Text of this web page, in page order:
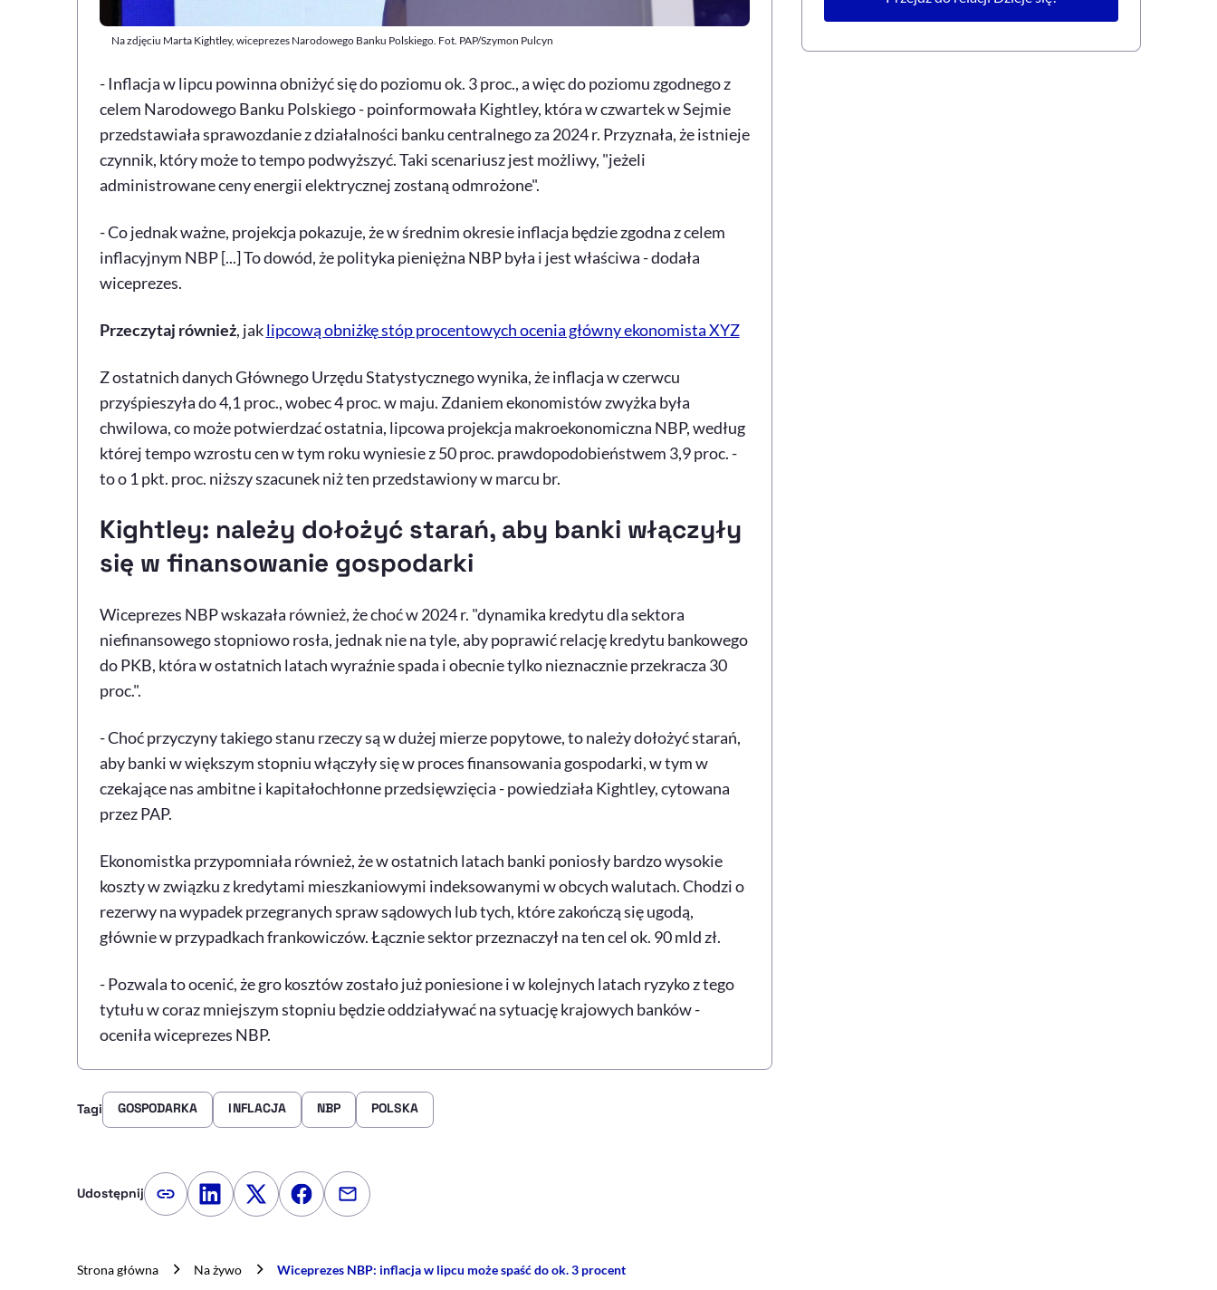
Na zdjęciu Marta Kightley, wiceprezes Narodowego Banku Polskiego. Fot. PAP/Szymon Pulcyn
- Inflacja w lipcu powinna obniżyć się do poziomu ok. 3 proc., a więc do poziomu zgodnego z
celem Narodowego Banku Polskiego - poinformowała Kightley, która w czwartek w Sejmie
przedstawiała sprawozdanie z działalności banku centralnego za 2024 r. Przyznała, że istnieje
czynnik, który może to tempo podwyższyć. Taki scenariusz jest możliwy, "jeżeli
administrowane ceny energii elektrycznej zostaną odmrożone".
- Co jednak ważne, projekcja pokazuje, że w średnim okresie inflacja będzie zgodna z celem
inflacyjnym NBP [...] To dowód, że polityka pieniężna NBP była i jest właściwa - dodała
wiceprezes.
Przeczytaj również, jaklipcową obniżkę stóp procentowych ocenia główny ekonomista XYZ
Z ostatnich danych Głównego Urzędu Statystycznego wynika, że inflacja w czerwcu
przyśpieszyła do 4,1 proc., wobec 4 proc. w maju. Zdaniem ekonomistów zwyżka była
chwilowa, co może potwierdzać ostatnia, lipcowa projekcja makroekonomiczna NBP, według
której tempo wzrostu cen w tym roku wyniesie z 50 proc. prawdopodobieństwem 3,9 proc. -
to o 1 pkt. proc. niższy szacunek niż ten przedstawiony w marcu br.
Kightley: należy dołożyć starań, aby banki włączyły
się w finansowanie gospodarki
Wiceprezes NBP wskazała również, że choć w 2024 r. "dynamika kredytu dla sektora
niefinansowego stopniowo rosła, jednak nie na tyle, aby poprawić relację kredytu bankowego
do PKB, która w ostatnich latach wyraźnie spada i obecnie tylko nieznacznie przekracza 30
proc.".
- Choć przyczyny takiego stanu rzeczy są w dużej mierze popytowe, to należy dołożyć starań,
aby banki w większym stopniu włączyły się w proces finansowania gospodarki, w tym w
czekające nas ambitne i kapitałochłonne przedsięwzięcia - powiedziała Kightley, cytowana
przez PAP.
Ekonomistka przypomniała również, że w ostatnich latach banki poniosły bardzo wysokie
koszty w związku z kredytami mieszkaniowymi indeksowanymi w obcych walutach. Chodzi o
rezerwy na wypadek przegranych spraw sądowych lub tych, które zakończą się ugodą,
głównie w przypadkach frankowiczów. Łącznie sektor przeznaczył na ten cel ok. 90 mld zł.
- Pozwala to ocenić, że gro kosztów zostało już poniesione i w kolejnych latach ryzyko z tego
tytułu w coraz mniejszym stopniu będzie oddziaływać na sytuację krajowych banków -
oceniła wiceprezes NBP.
Tagi GOSPODARKA INFLACJA NBP POLSKA
Udostępnij Kopiuj link artykułu
Udostępnij na LinkedIn
Udostępnij na Twitterze
Udostępnij na Facebooku
Udostępnij przez e-mail
Strona główna Na żywo Wiceprezes NBP: inflacja w lipcu może spaść do ok. 3 procent